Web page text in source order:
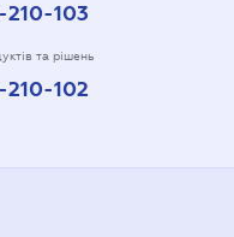
103
та рішень
102